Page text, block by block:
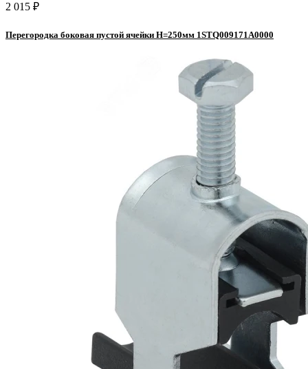
2 015 ₽
Перегородка боковая пустой ячейки H=250мм 1STQ009171A0000